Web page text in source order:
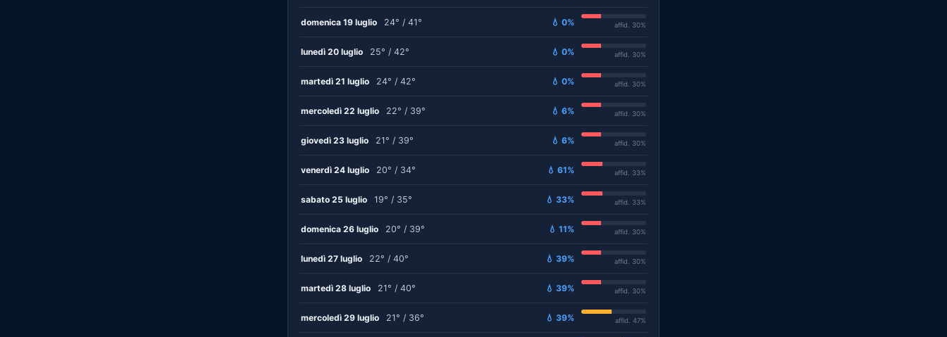
domenica 19 luglio 24° / 41° 💧 0% affid. 30%
lunedì 20 luglio 25° / 42° 💧 0% affid. 30%
martedì 21 luglio 24° / 42° 💧 0% affid. 30%
mercoledì 22 luglio 22° / 39° 💧 6% affid. 30%
giovedì 23 luglio 21° / 39° 💧 6% affid. 30%
venerdì 24 luglio 20° / 34° 💧 61% affid. 33%
sabato 25 luglio 19° / 35° 💧 33% affid. 33%
domenica 26 luglio 20° / 39° 💧 11% affid. 30%
lunedì 27 luglio 22° / 40° 💧 39% affid. 30%
martedì 28 luglio 21° / 40° 💧 39% affid. 30%
mercoledì 29 luglio 21° / 36° 💧 39% affid. 47%